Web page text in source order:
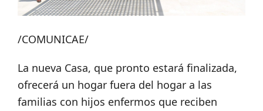
/COMUNICAE/
La nueva Casa, que pronto estará finalizada,
ofrecerá un hogar fuera del hogar a las
familias con hijos enfermos que reciben